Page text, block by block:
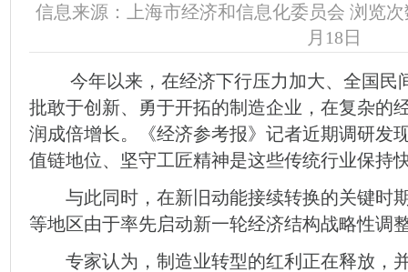
信息来源：上海市经济和信息化委员会 浏览次
月18日
今年以来，在经济下行压力加大、全国民
批敢于创新、勇于开拓的制造企业，在复杂的
润成倍增长。《经济参考报》记者近期调研发
值链地位、坚守工匠精神是这些传统行业保持
与此同时，在新旧动能接续转换的关键时
等地区由于率先启动新一轮经济结构战略性调
专家认为，制造业转型的红利正在释放，